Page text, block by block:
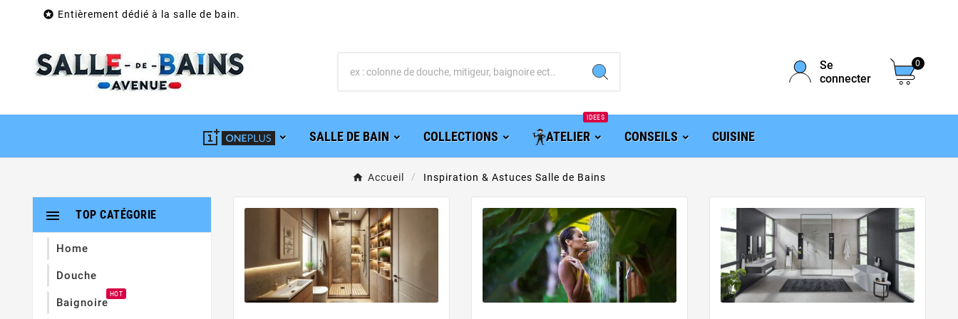
 Entièrement dédié à la salle de bain.
Se
connecter
0
SALLE DE BAIN COLLECTIONS ATELIER
IDEES
CONSEILS CUISINE
Accueil Inspiration & Astuces Salle de Bains
TOP CATÉGORIE

Home
Douche
Baignoire
HOT